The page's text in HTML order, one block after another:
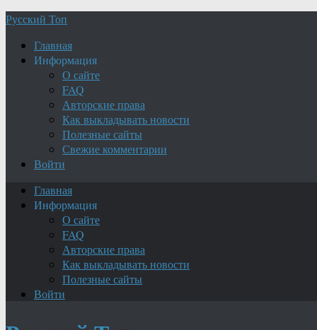
Русский Топ
Главная
Информация
О сайте
FAQ
Авторские права
Как выкладывать новости
Полезные сайты
Свежие комментарии
Войти
Главная
Информация
О сайте
FAQ
Авторские права
Как выкладывать новости
Полезные сайты
Войти